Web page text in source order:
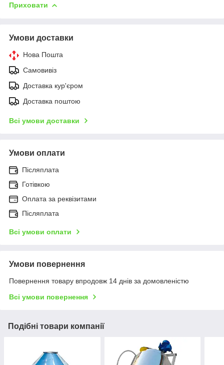
Приховати
Умови доставки
Нова Пошта
Самовивіз
Доставка кур'єром
Доставка поштою
Всі умови доставки
Умови оплати
Післяплата
Готівкою
Оплата за реквізитами
Післяплата
Всі умови оплати
Умови повернення
Повернення товару впродовж 14 днів за домовленістю
Всі умови повернення
Подібні товари компанії